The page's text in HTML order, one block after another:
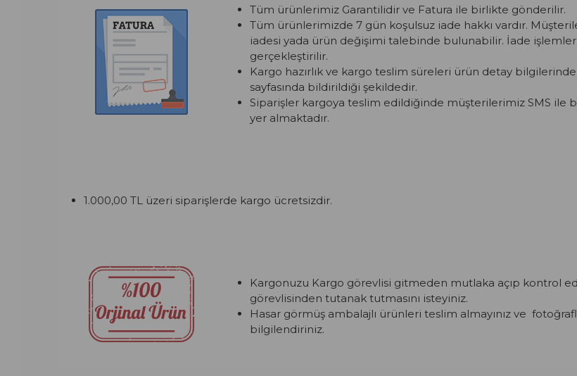
Tüm ürünlerimiz Garantilidir ve Fatura ile birlikte gönderilir.
Tüm ürünlerimizde 7 gün koşulsuz iade hakkı vardır.
iadesi yada ürün değişimi talebinde bulunabilir. İade
gerçekleştirilir.
Kargo hazırlık ve kargo teslim süreleri ürün detay
sayfasında bildirildiği şekildedir.
Siparişler kargoya teslim edildiğinde müşterilerimiz SMS ile
yer almaktadır.
1.000,00 TL üzeri siparişlerde kargo ücretsizdir.
Kargonuzu Kargo görevlisi gitmeden mutlaka açıp kontrol
görevlisinden tutanak tutmasını isteyiniz.
Hasar görmüş ambalajlı ürünleri teslim almayınız ve
bilgilendiriniz.